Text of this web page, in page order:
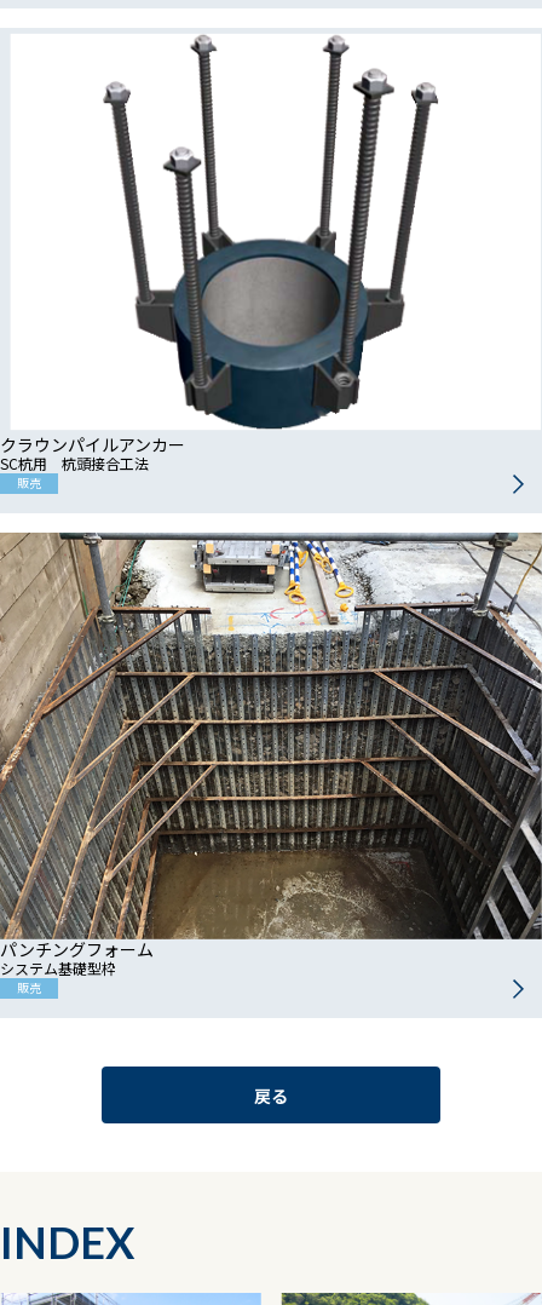
クラウンパイルアンカー
SC杭用 杭頭接合工法
販売
パンチングフォーム
システム基礎型枠
販売
戻る
INDEX